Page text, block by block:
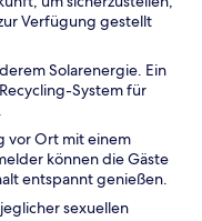
Verfügung gestellt
Solarenergie. Ein
System für
vor Ort mit einem
können die Gäste
entspannt genießen.
sexuellen